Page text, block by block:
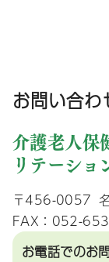
お問い合わ
介護老人保
リテーショ
〒456-0057
FAX：052-
お電話でのお